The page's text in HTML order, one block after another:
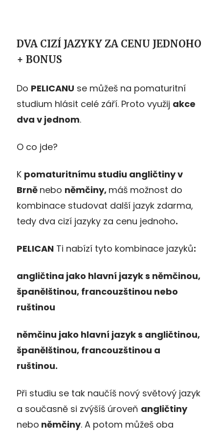
DVA CIZÍ JAZYKY ZA CENU JEDNOHO
+ BONUS
Do PELICANU se můžeš na pomaturitní
studium hlásit celé září. Proto využij akce
dva v jednom.
O co jde?
K pomaturitnímu studiu angličtiny v
Brně nebo němčiny, máš možnost do
kombinace studovat další jazyk zdarma,
tedy dva cizí jazyky za cenu jednoho.
PELICAN Ti nabízí tyto kombinace jazyků:
angličtina jako hlavní jazyk s němčinou,
španělštinou, francouzštinou nebo
ruštinou
němčinu jako hlavní jazyk s angličtinou,
španělštinou, francouzštinou a
ruštinou.
Při studiu se tak naučíš nový světový jazyk
a současně si zvýšíš úroveň angličtiny
nebo němčiny. A potom můžeš oba